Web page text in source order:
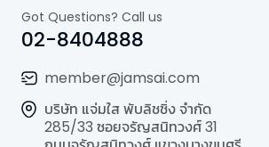
Got Questions? Call us
02-8404888
member@jamsai.com
บริษัท แจ่มใส พับลิชชิ่ง จำกัด
285/33 ซอยจรัญสนิทวงศ์ 31